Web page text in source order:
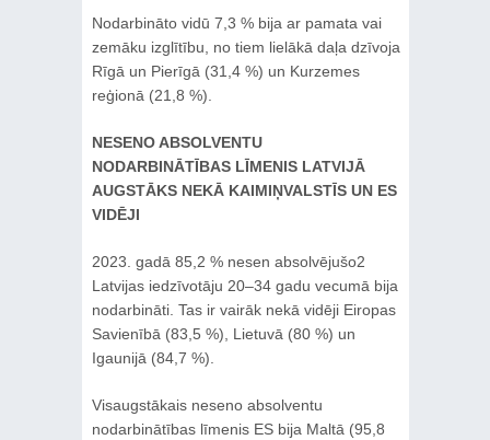
Nodarbināto vidū 7,3 % bija ar pamata vai
zemāku izglītību, no tiem lielākā daļa dzīvoja
Rīgā un Pierīgā (31,4 %) un Kurzemes
reģionā (21,8 %).
NESENO ABSOLVENTU
NODARBINĀTĪBAS LĪMENIS LATVIJĀ
AUGSTĀKS NEKĀ KAIMIŅVALSTĪS UN ES
VIDĒJI
2023. gadā 85,2 % nesen absolvējušo2
Latvijas iedzīvotāju 20–34 gadu vecumā bija
nodarbināti. Tas ir vairāk nekā vidēji Eiropas
Savienībā (83,5 %), Lietuvā (80 %) un
Igaunijā (84,7 %).
Visaugstākais neseno absolventu
nodarbinātības līmenis ES bija Maltā (95,8